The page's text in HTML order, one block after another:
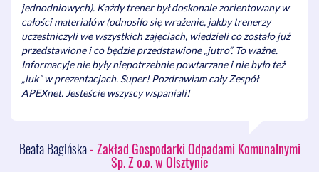
jednodniowych). Każdy trener był doskonale zorientowany w
całości materiałów (odnosiło się wrażenie, jakby trenerzy
uczestniczyli we wszystkich zajęciach, wiedzieli co zostało już
przedstawione i co będzie przedstawione „jutro”. To ważne.
Informacyje nie były niepotrzebnie powtarzane i nie było też
„luk” w prezentacjach. Super! Pozdrawiam cały Zespół
APEXnet. Jesteście wszyscy wspaniali!
Beata Bagińska- Zakład Gospodarki Odpadami Komunalnymi
Sp. Z o.o. w Olsztynie